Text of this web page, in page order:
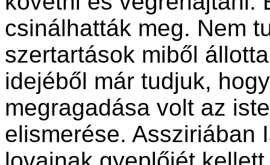
csinálhatták meg. Nem
szertartások miből
idejéből már tudjuk,
megragadása volt az
elismerése. Assziriában